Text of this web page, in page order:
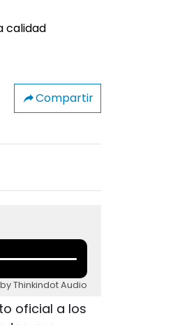
Compartir
Thinkindot Audio
oficial a los